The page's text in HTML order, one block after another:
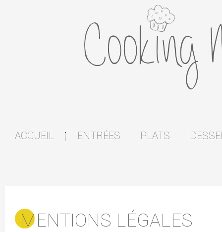
ACCUEIL ENTRÉES PLATS
MENTIONS LÉGALES